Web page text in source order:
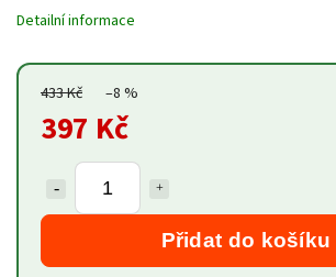
433 Kč –8 %
397 Kč
Přidat do košíku
Detailní informace